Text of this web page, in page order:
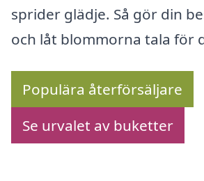
sprider glädje. Så gör din
och låt blommorna tala för
Populära återförsäljare
Se urvalet av buketter